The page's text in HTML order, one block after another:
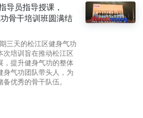
导员指导授课，
骨干培训班圆满结
三天的松江区健身气功
培训旨在推动松江区
，提升健身气功的整体
身气功团队带头人，为
优秀的骨干队伍。